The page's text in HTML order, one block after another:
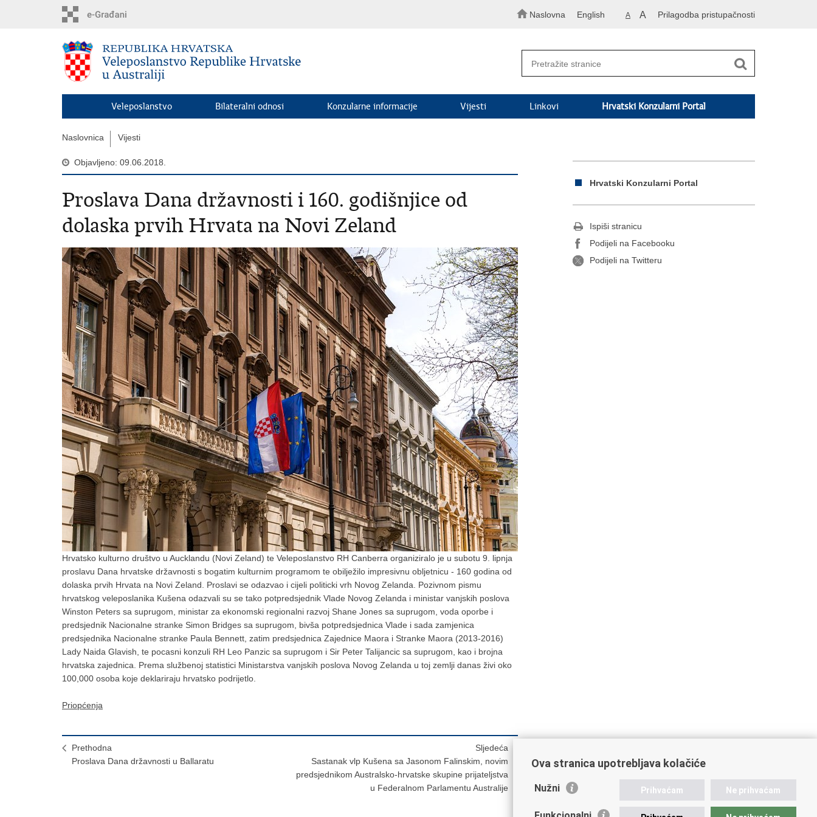
Naslovna English A A Prilagodba pristupačnosti
Veleposlanstvo Bilateralni odnosi Konzularne informacije Vijesti Linkovi Hrvatski Konzularni Portal
Naslovnica Vijesti
Objavljeno: 09.06.2018.
Proslava Dana državnosti i 160. godišnjice od
dolaska prvih Hrvata na Novi Zeland
Hrvatsko kulturno društvo u Aucklandu (Novi Zeland) te Veleposlanstvo RH Canberra organiziralo je u subotu 9. lipnja
proslavu Dana hrvatske državnosti s bogatim kulturnim programom te obilježilo impresivnu obljetnicu - 160 godina od
dolaska prvih Hrvata na Novi Zeland. Proslavi se odazvao i cijeli politicki vrh Novog Zelanda. Pozivnom pismu
hrvatskog veleposlanika Kušena odazvali su se tako potpredsjednik Vlade Novog Zelanda i ministar vanjskih poslova
Winston Peters sa suprugom, ministar za ekonomski regionalni razvoj Shane Jones sa suprugom, voda oporbe i
predsjednik Nacionalne stranke Simon Bridges sa suprugom, bivša potpredsjednica Vlade i sada zamjenica
predsjednika Nacionalne stranke Paula Bennett, zatim predsjednica Zajednice Maora i Stranke Maora (2013-2016)
Lady Naida Glavish, te pocasni konzuli RH Leo Panzic sa suprugom i Sir Peter Talijancic sa suprugom, kao i brojna
hrvatska zajednica. Prema službenoj statistici Ministarstva vanjskih poslova Novog Zelanda u toj zemlji danas živi oko
100,000 osoba koje deklariraju hrvatsko podrijetlo.
Priopćenja
Prethodna
Proslava Dana državnosti u Ballaratu
Sljedeća
Sastanak vlp Kušena sa Jasonom Falinskim, novim
predsjednikom Australsko-hrvatske skupine prijateljstva
u Federalnom Parlamentu Australije
Hrvatski Konzularni Portal
Ispiši stranicu
Podijeli na Facebooku
Podijeli na Twitteru
Ova stranica upotrebljava kolačiće
Nužni Prihvaćam Ne prihvaćam